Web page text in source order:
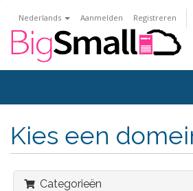
Nederlands Aanmelden Registreren
Kies een
Categorieën